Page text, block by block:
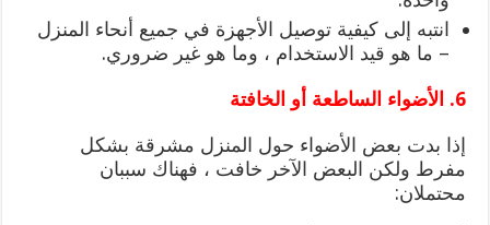
انتبه إلى كيفية توصيل الأجهزة في جميع أنحاء المنزل
– ما هو قيد الاستخدام ، وما هو غير ضروري.
6. الأضواء الساطعة أو الخافتة
إذا بدت بعض الأضواء حول المنزل مشرقة بشكل
مفرط ولكن البعض الآخر خافت ، فهناك سببان
محتملان: